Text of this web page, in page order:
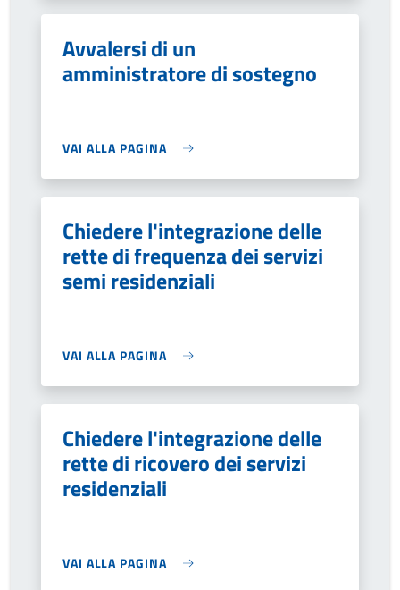
Avvalersi di un
amministratore di sostegno
VAI ALLA PAGINA
Chiedere l'integrazione delle
rette di frequenza dei servizi
semi residenziali
VAI ALLA PAGINA
Chiedere l'integrazione delle
rette di ricovero dei servizi
residenziali
VAI ALLA PAGINA